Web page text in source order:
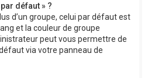
défaut » ?
d’un groupe, celui par défaut est
et la couleur de groupe
peut vous permettre de
via votre panneau de